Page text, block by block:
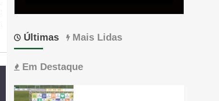
Últimas Mais Lidas
Em Destaque